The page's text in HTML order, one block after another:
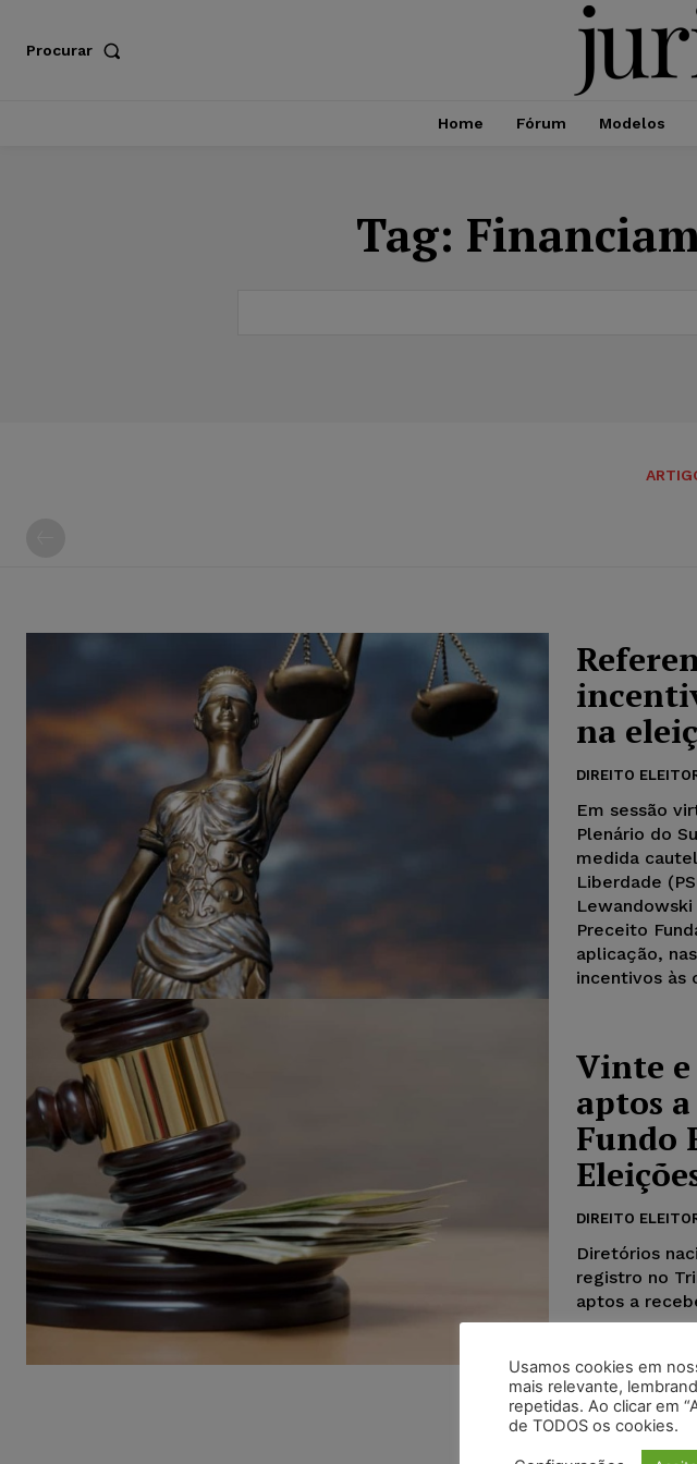
Procurar
Home Fórum Modelos
Tag:
na
DIREITO
Em sessão
Plenário do
medida
Liberdade
Preceito
aplicação,
incentivos às
Vinte
aptos
Fundo
DIREITO
Diretórios
registro no
aptos a
Usamos cookies em
mais relevante,
repetidas. Ao clicar em
de TODOS os cookies.